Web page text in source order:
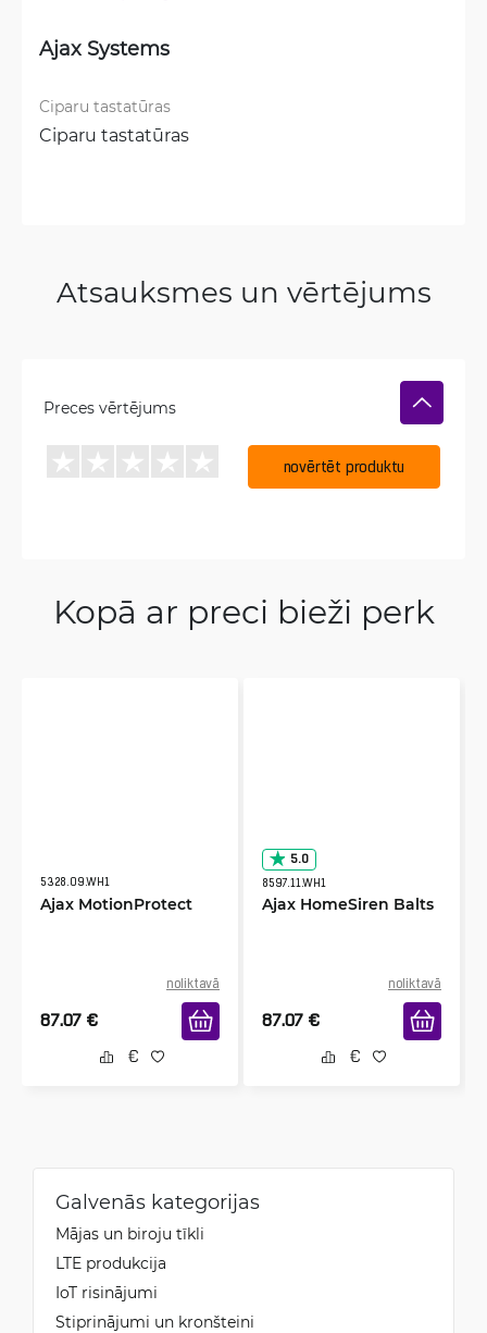
Ajax Systems
Ciparu tastatūras
Ciparu tastatūras
Atsauksmes un vērtējums
Preces vērtējums
novērtēt produktu
Kopā ar preci bieži perk
5328.09.WH1
Ajax MotionProtect
noliktavā
87.07 €
5.0
8597.11.WH1
Ajax HomeSiren Balts
noliktavā
87.07 €
Galvenās kategorijas
Mājas un biroju tīkli
LTE produkcija
IoT risinājumi
Stiprinājumi un kronšteini